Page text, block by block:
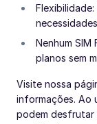
Nenhum
planos sem
Visite nossa
informações. Ao
podem desfrutar